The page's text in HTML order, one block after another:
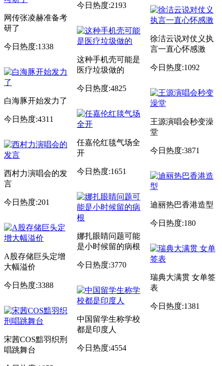
网传张凌赫准备考
研了
今日热度:1338
白海豚开始发力了
今日热度:4311
西村力演唱会的发
言
今日热度:201
A股存储巨头定增
大幅溢价
今日热度:3388
宋茜COS黯羽织刑
唱跳舞台
今日热度:2193
这种手机壳可能是
医疗垃圾做的
今日热度:4825
任嘉伦红毯气场全
开
今日热度:1651
娜扎眼睛问题可能
是小时候留的病根
今日热度:3770
中国留学生称学校
都是印度人
今日热度:4554
徐洁云说对仗义执
言一直心怀感激
今日热度:1092
王源演唱会秒变澡
堂
今日热度:3871
迪丽热巴香港造型
今日热度:180
瑞典大满贯 女单签
表
今日热度:1381